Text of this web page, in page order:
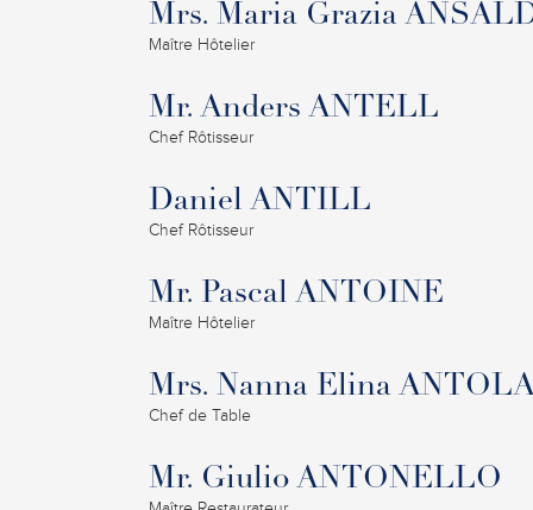
Mrs. Maria Grazia
Maître Hôtelier
Mr. Anders ANTELL
Chef Rôtisseur
Daniel ANTILL
Chef Rôtisseur
Mr. Pascal ANTOINE
Maître Hôtelier
Mrs. Nanna Elina
Chef de Table
Mr. Giulio ANTONELLO